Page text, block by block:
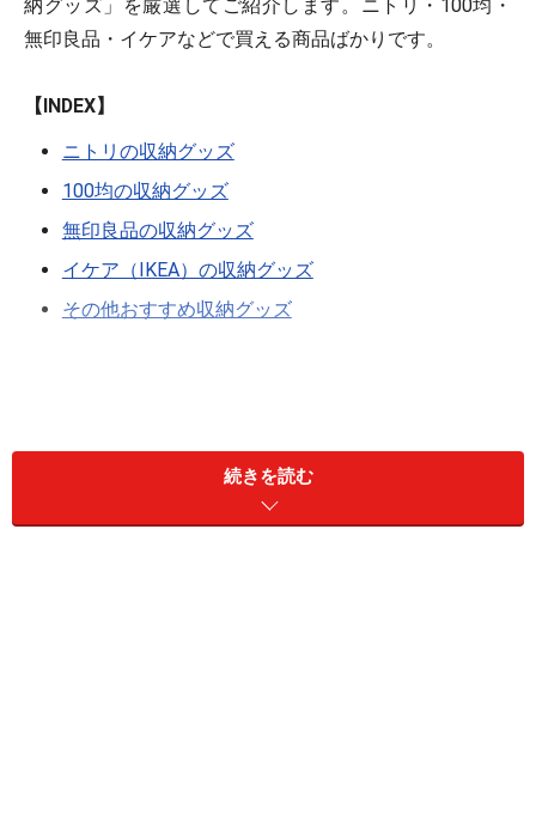
納グッズ」を厳選してご紹介します。ニトリ・100均・
無印良品・イケアなどで買える商品ばかりです。
【INDEX】
ニトリの収納グッズ
100均の収納グッズ
無印良品の収納グッズ
イケア（IKEA）の収納グッズ
その他おすすめ収納グッズ
ラックのキッチン収納
家の近くに店舗があるお宅では、ニトリの収納グッズが
続きを読む